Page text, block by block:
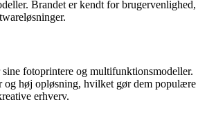
Brandet er kendt for brugervenlighed,
fotoprintere og multifunktionsmodeller.
og høj opløsning, hvilket gør dem populære
erhverv.